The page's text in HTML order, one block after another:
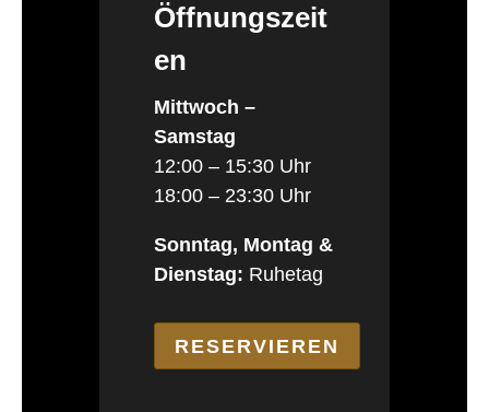
Öffnungszeit
en
Mittwoch –
Samstag
12:00 – 15:30 Uhr
18:00 – 23:30 Uhr
Sonntag, Montag &
Dienstag: Ruhetag
RESERVIEREN